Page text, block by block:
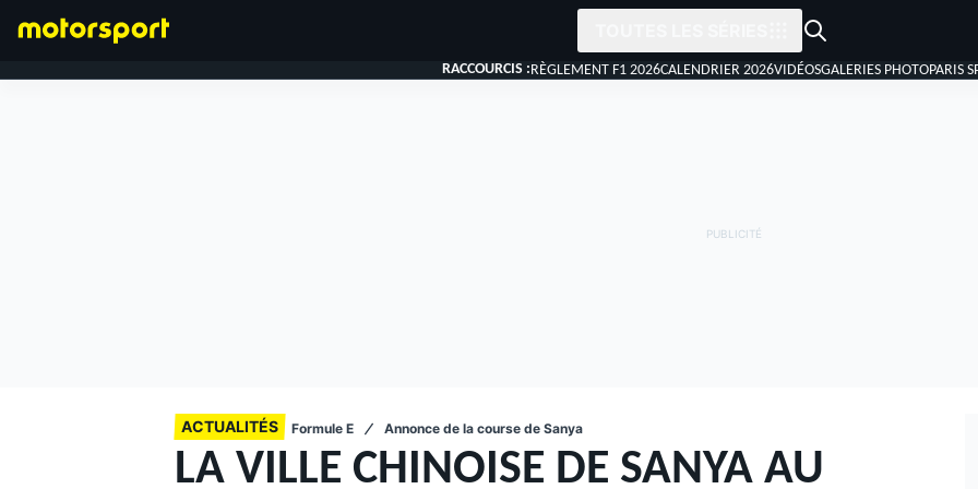
RACCOURCIS :RÈGLEMENT F1 2026CALENDRIER 2026VIDÉOSGALERIES PHOTOPARIS
ACTUALITÉS Formule E Annonce de la course de Sanya
LA VILLE CHINOISE DE SANYA AU